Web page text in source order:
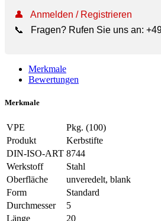
👤
Anmelden / Registrieren
📞
Fragen? Rufen Sie uns an:
Merkmale
Bewertungen
Merkmale
VPE
Pkg. (100)
Produkt
Kerbstifte
DIN-ISO-ART 8744
Werkstoff
Stahl
Oberfläche
unveredelt, blank
Form
Standard
Durchmesser
5
Länge
20